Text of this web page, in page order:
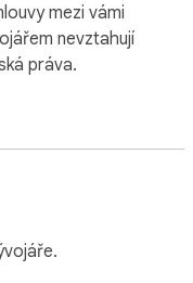
prohlížení,
vaše
mezi vámi
nevztahují
práva.